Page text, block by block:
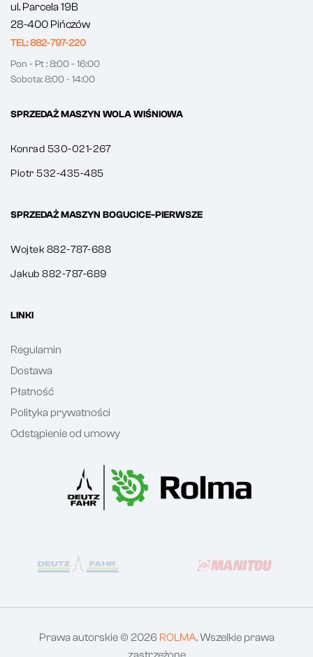
ul. Parcela 19B
28-400 Pińczów
TEL: 882-797-220
Pon - Pt : 8:00 - 16:00
Sobota: 8:00 - 14:00
SPRZEDAŻ MASZYN WOLA WIŚNIOWA
Konrad 530-021-267
Piotr 532-435-485
SPRZEDAŻ MASZYN BOGUCICE-PIERWSZE
Wojtek 882-787-688
Jakub 882-787-689
LINKI
Regulamin
Dostawa
Płatność
Polityka prywatności
Odstąpienie od umowy
Prawa autorskie © 2026 ROLMA. Wszelkie prawa